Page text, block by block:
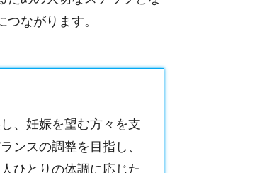
ながります。
、妊娠を望む方々を支
ンスの調整を目指し、
ひとりの体調に応じた